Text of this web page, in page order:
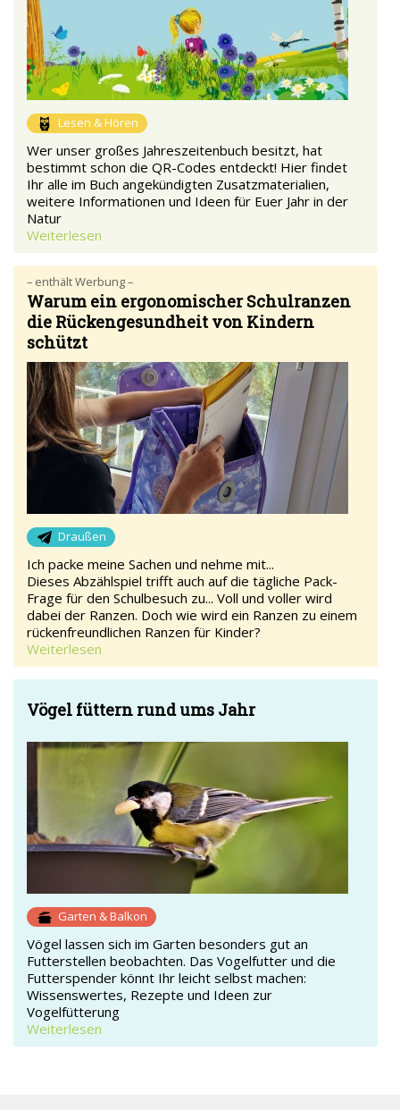
Lesen & Hören
Wer unser großes Jahreszeitenbuch besitzt, hat
bestimmt schon die QR-Codes entdeckt! Hier findet
Ihr alle im Buch angekündigten Zusatzmaterialien,
weitere Informationen und Ideen für Euer Jahr in der
Natur
Weiterlesen
– enthält Werbung –
Warum ein ergonomischer Schulranzen
die Rückengesundheit von Kindern
schützt
Draußen
Ich packe meine Sachen und nehme mit...
Dieses Abzählspiel trifft auch auf die tägliche Pack-
Frage für den Schulbesuch zu... Voll und voller wird
dabei der Ranzen. Doch wie wird ein Ranzen zu einem
rückenfreundlichen Ranzen für Kinder?
Weiterlesen
Vögel füttern rund ums Jahr
Garten & Balkon
Vögel lassen sich im Garten besonders gut an
Futterstellen beobachten. Das Vogelfutter und die
Futterspender könnt Ihr leicht selbst machen:
Wissenswertes, Rezepte und Ideen zur
Vogelfütterung
Weiterlesen